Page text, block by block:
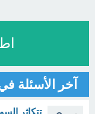
آخر الأسئلة